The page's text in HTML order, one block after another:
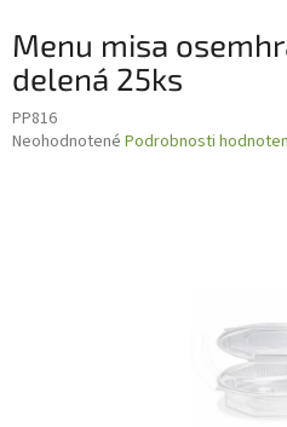
Menu misa
delená 25ks
PP816
Priemerné
Neohodnotené Podrobnosti